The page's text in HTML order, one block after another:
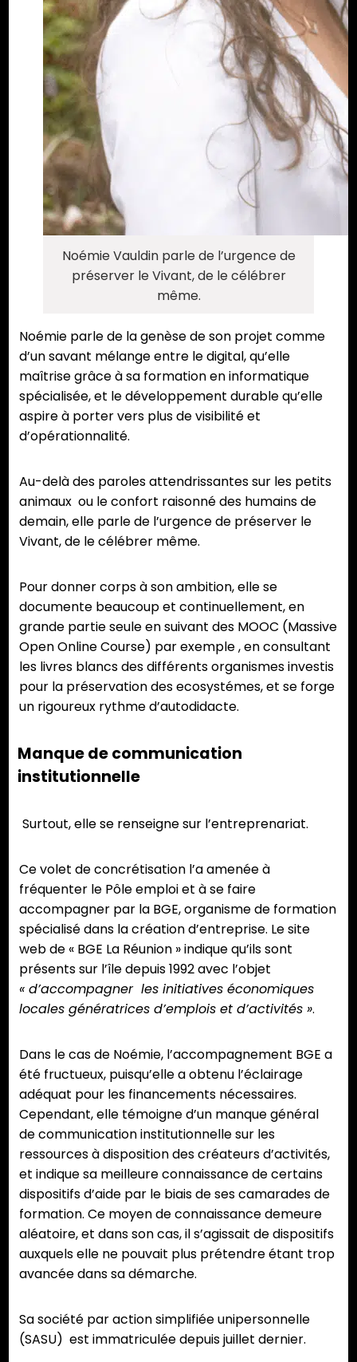
Noémie Vauldin parle de l’urgence de
préserver le Vivant, de le célébrer
même.
Noémie parle de la genèse de son projet comme
d’un savant mélange entre le digital, qu’elle
maîtrise grâce à sa formation en informatique
spécialisée, et le développement durable qu’elle
aspire à porter vers plus de visibilité et
d’opérationnalité.
Au-delà des paroles attendrissantes sur les petits
animaux ou le confort raisonné des humains de
demain, elle parle de l’urgence de préserver le
Vivant, de le célébrer même.
Pour donner corps à son ambition, elle se
documente beaucoup et continuellement, en
grande partie seule en suivant des MOOC (Massive
Open Online Course) par exemple , en consultant
les livres blancs des différents organismes investis
pour la préservation des ecosystémes, et se forge
un rigoureux rythme d’autodidacte.
Manque de communication
institutionnelle
Surtout, elle se renseigne sur l’entreprenariat.
Ce volet de concrétisation l’a amenée à
fréquenter le Pôle emploi et à se faire
accompagner par la BGE, organisme de formation
spécialisé dans la création d’entreprise. Le site
web de « BGE La Réunion » indique qu’ils sont
présents sur l’île depuis 1992 avec l’objet
« d’accompagner les initiatives économiques
locales génératrices d’emplois et d’activités ».
Dans le cas de Noémie, l’accompagnement BGE a
été fructueux, puisqu’elle a obtenu l’éclairage
adéquat pour les financements nécessaires.
Cependant, elle témoigne d’un manque général
de communication institutionnelle sur les
ressources à disposition des créateurs d’activités,
et indique sa meilleure connaissance de certains
dispositifs d’aide par le biais de ses camarades de
formation. Ce moyen de connaissance demeure
aléatoire, et dans son cas, il s’agissait de dispositifs
auxquels elle ne pouvait plus prétendre étant trop
avancée dans sa démarche.
Sa société par action simplifiée unipersonnelle
(SASU) est immatriculée depuis juillet dernier.